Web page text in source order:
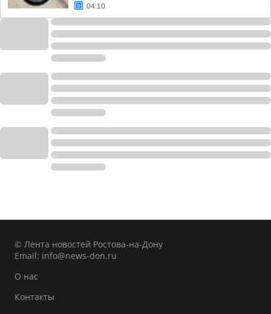
04:10
© Лента новостей Ростова-на-Дону
Email: info@news-don.ru
О нас
Контакты